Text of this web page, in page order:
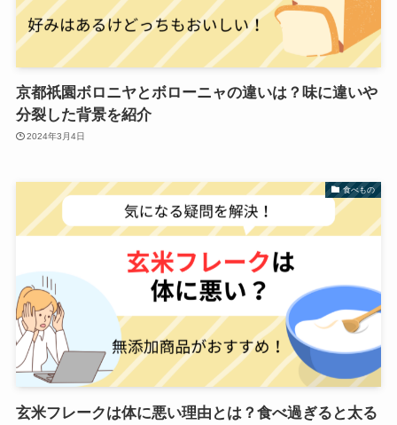
京都祇園ボロニヤとボローニャの違いは？味に違いや
分裂した背景を紹介
2024年3月4日
食べもの
玄米フレークは体に悪い理由とは？食べ過ぎると太る